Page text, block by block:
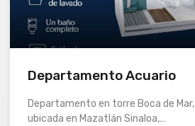
Departamento Acuario
Departamento en torre Boca de Mar,
ubicada en Mazatlán Sinaloa,…